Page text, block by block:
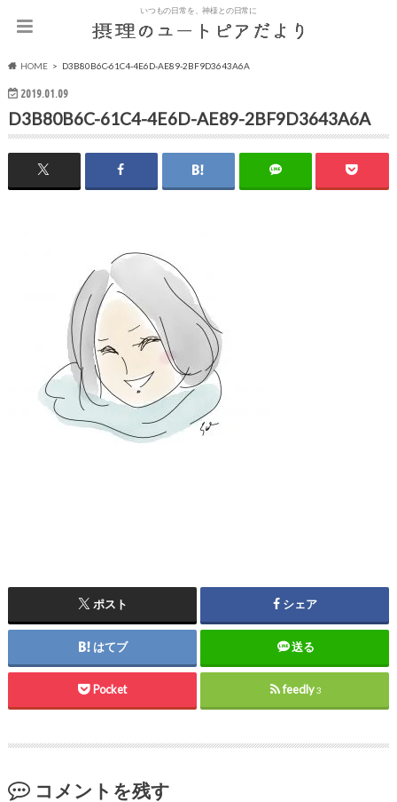
いつもの日常を、神様との日常に
HOME D3B80B6C-61C4-4E6D-AE89-2BF9D3643A6A
2019.01.09
D3B80B6C-61C4-4E6D-AE89-2BF9D3643A6A
ポスト シェア
はてブ 送る
Pocket feedly3
コメントを残す